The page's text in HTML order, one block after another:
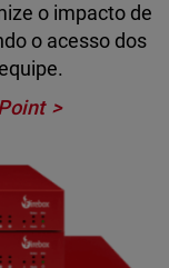
o impacto de
o acesso dos